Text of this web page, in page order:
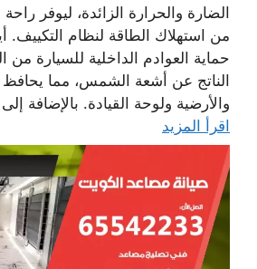
الضارة والحرارة الزائدة، ليوفر راحة
من استهلاك الطاقة لنظام التكييف.
حماية العوادم الداخلية للسيارة من
الناتج عن أشعة الشمس، مما
والأرضية ولوحة القيادة. بالإضافة
اقرأ المزيد